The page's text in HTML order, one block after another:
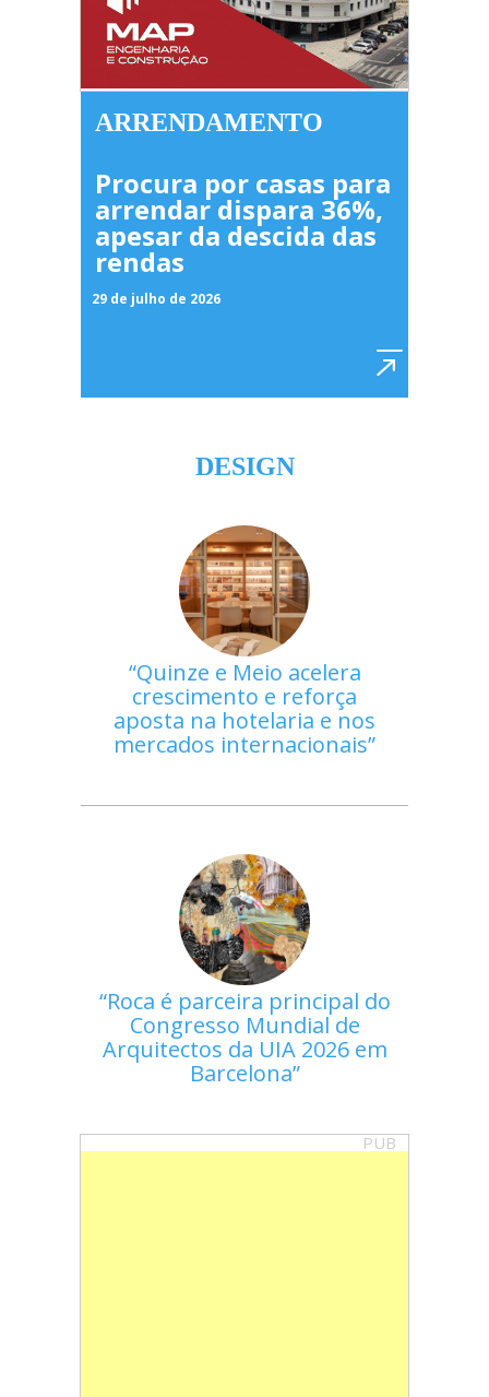
ARRENDAMENTO
Procura por casas para
arrendar dispara 36%,
apesar da descida das
rendas
29 de julho de 2026
DESIGN
Quinze e Meio acelera
crescimento e reforça
aposta na hotelaria e nos
mercados internacionais
Roca é parceira principal do
Congresso Mundial de
Arquitectos da UIA 2026 em
Barcelona
PUB